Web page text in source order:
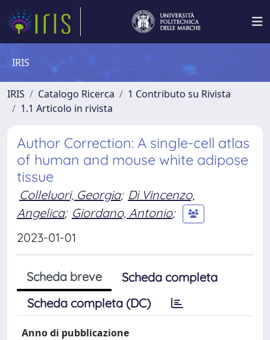
IRIS
IRIS Catalogo Ricerca
1 Contributo su Rivista
1.1 Articolo in rivista
Author Correction: A single-cell atlas
of human and mouse white adipose
tissue
Colleluori, Georgia; Di Vincenzo,
Angelica; Giordano, Antonio;
2023-01-01
Scheda breve
Scheda completa
Scheda completa (DC)
Anno di pubblicazione